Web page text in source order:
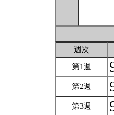
週次
第1週
第2週
第3週